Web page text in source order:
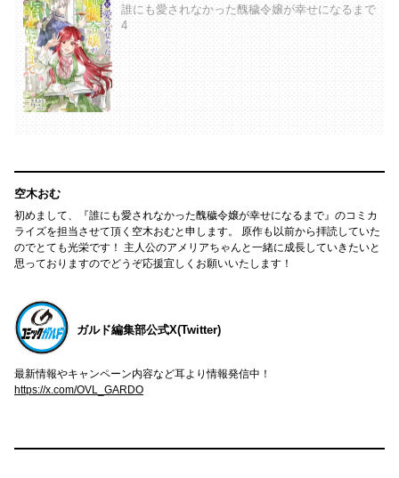
誰にも愛されなかった醜穢令嬢が幸せになるまで
4
空木おむ
初めまして、『誰にも愛されなかった醜穢令嬢が幸せになるまで』のコミカ
ライズを担当させて頂く空木おむと申します。 原作も以前から拝読していた
のでとても光栄です！ 主人公のアメリアちゃんと一緒に成長していきたいと
思っておりますのでどうぞ応援宜しくお願いいたします！
ガルド編集部公式X(Twitter)
最新情報やキャンペーン内容など耳より情報発信中！
https://x.com/OVL_GARDO